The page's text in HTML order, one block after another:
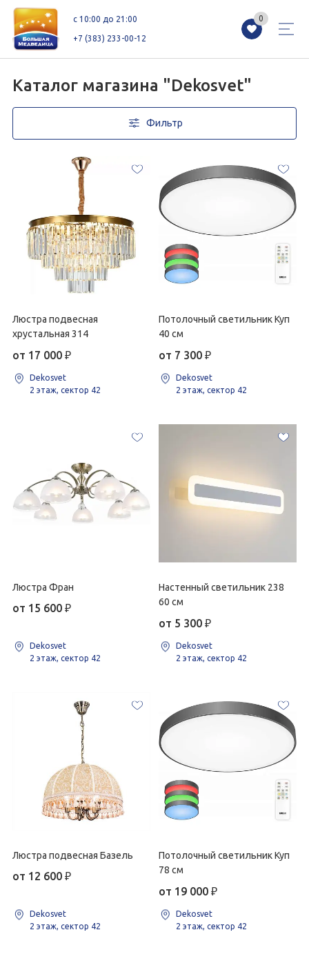
+7 (383) 233-00-12
c 10:00 до 21:00 0
Каталог
Как добраться
Схемы этажей Новоселам
+7 (383) 233-00-12
c 10:00 до 21:00
Каталог магазина "Dekosvet"
Фильтр
Люстра подвесная
хрустальная 314
от 17 000 ₽
Dekosvet
2 этаж, сектор 42
Потолочный светильник Куп
40 см
от 7 300 ₽
Dekosvet
2 этаж, сектор 42
Люстра Фран
от 15 600 ₽
Dekosvet
2 этаж, сектор 42
Настенный светильник 238
60 см
от 5 300 ₽
Dekosvet
2 этаж, сектор 42
Люстра подвесная Базель
от 12 600 ₽
Dekosvet
2 этаж, сектор 42
Потолочный светильник Куп
78 см
от 19 000 ₽
Dekosvet
2 этаж, сектор 42